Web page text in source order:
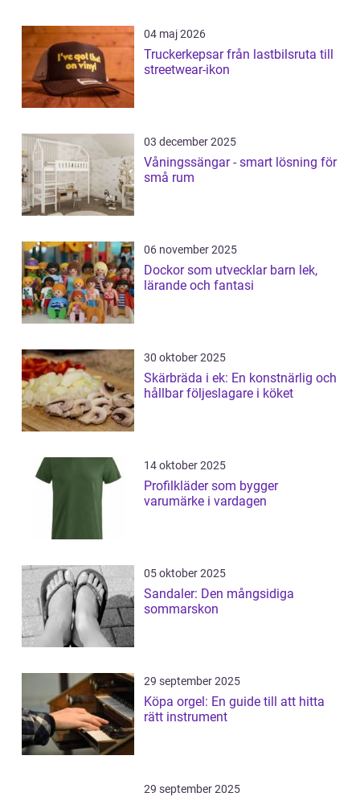
04 maj 2026
Truckerkepsar från lastbilsruta till
streetwear-ikon
03 december 2025
Våningssängar - smart lösning för
små rum
06 november 2025
Dockor som utvecklar barn lek,
lärande och fantasi
30 oktober 2025
Skärbräda i ek: En konstnärlig och
hållbar följeslagare i köket
14 oktober 2025
Profilkläder som bygger
varumärke i vardagen
05 oktober 2025
Sandaler: Den mångsidiga
sommarskon
29 september 2025
Köpa orgel: En guide till att hitta
rätt instrument
29 september 2025